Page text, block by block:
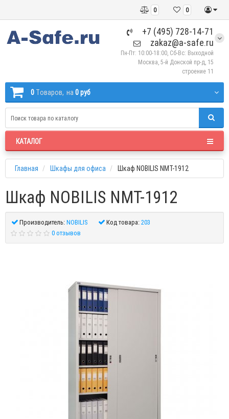
0
0
+7 (495) 728-14-71
zakaz@a-safe.ru
Пн-Пт: 10:00-18:00, Сб-Вс: Выходной
Москва, 5-й Донской пр-д, 15
строение 11
0 Tоваров, на 0 руб
КАТАЛОГ
Главная Шкафы для офиса Шкаф NOBILIS NMT-1912
Шкаф NOBILIS NMT-1912
Производитель:NOBILIS Код товара:203
0 отзывов